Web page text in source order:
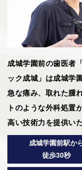
成城学園前の歯医者
ック成城」は成城学
急な痛み、取れた腫
トのような外科処置
高い技術力を提供い
成城学園前駅か
徒歩30秒